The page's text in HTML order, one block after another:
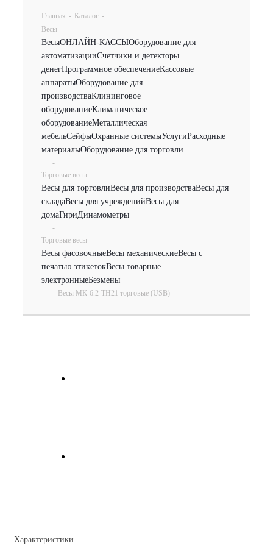
Главная - Каталог -
Весы
ВесыОНЛАЙН-КАССЫОборудование для
автоматизацииСчетчики и детекторы
денегПрограммное обеспечениеКассовые
аппаратыОборудование для
производстваКлининговое
оборудованиеКлиматическое
оборудованиеМеталлическая
мебельСейфыОхранные системыУслугиРасходные
материалыОборудование для торговли
-
Торговые весы
Весы для торговлиВесы для производстваВесы для
складаВесы для учрежденийВесы для
домаГириДинамометры
-
Торговые весы
Весы фасовочныеВесы механическиеВесы с
печатью этикетокВесы товарные
электронныеБезмены
- Весы МК-6.2-ТН21 торговые (USB)
Характеристики